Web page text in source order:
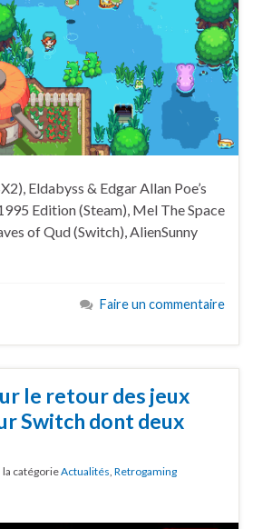
Eldabyss & Edgar Allan Poe’s
Edition (Steam), Mel The Space
of Qud (Switch), AlienSunny
Faire un commentaire
le retour des jeux
Switch dont deux
la catégorieActualités, Retrogaming